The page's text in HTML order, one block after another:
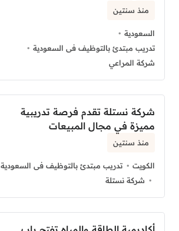
منذ سنتين
السعودية
تدريب مبتدئ بالتوظيف فى السعودية
شركة المراعي
شركة نستلة تقدم فرصة تدريبية
مميزة في مجال المبيعات
منذ سنتين
الكويت
تدريب مبتدئ بالتوظيف فى السعودية
شركة نستلة